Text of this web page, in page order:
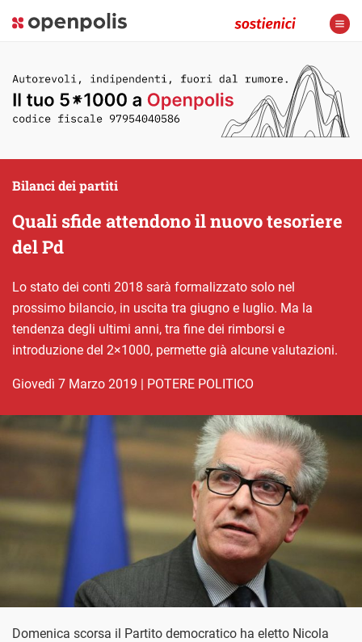
Quali sfide attendono il nuovo tesoriere
del Pd
Bilanci dei partiti
Lo stato dei conti 2018 sarà formalizzato solo nel
prossimo bilancio, in uscita tra giugno e luglio. Ma la
tendenza degli ultimi anni, tra fine dei rimborsi e
introduzione del 2×1000, permette già alcune valutazioni.
giovedì 7 Marzo 2019 | POTERE POLITICO
Domenica scorsa il Partito democratico ha eletto Nicola